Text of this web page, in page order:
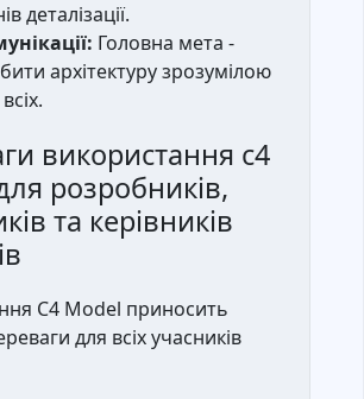
деталізації.
Головна мета -
архітектуру зрозумілою
використання c4
розробників,
та керівників
C4 Model приносить
для всіх учасників